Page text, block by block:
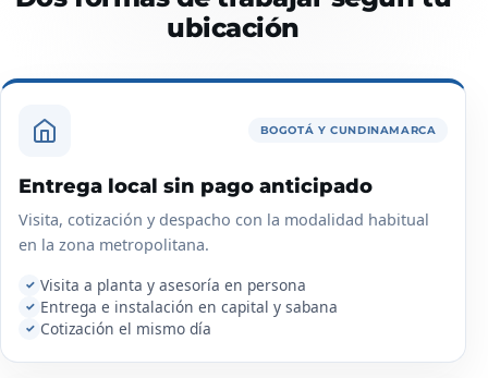
ubicación
BOGOTÁ Y CUNDINAMARCA
Entrega local sin pago anticipado
Visita, cotización y despacho con la modalidad habitual
en la zona metropolitana.
✓ Visita a planta y asesoría en persona
✓ Entrega e instalación en capital y sabana
✓ Cotización el mismo día